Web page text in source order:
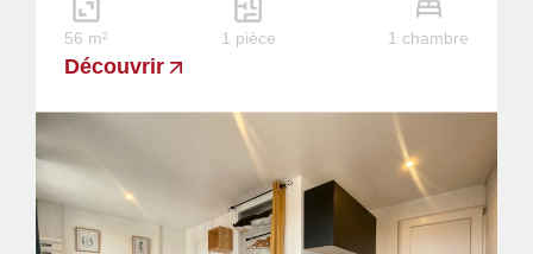
56 m² 1 pièce 1 chambre
Découvrir